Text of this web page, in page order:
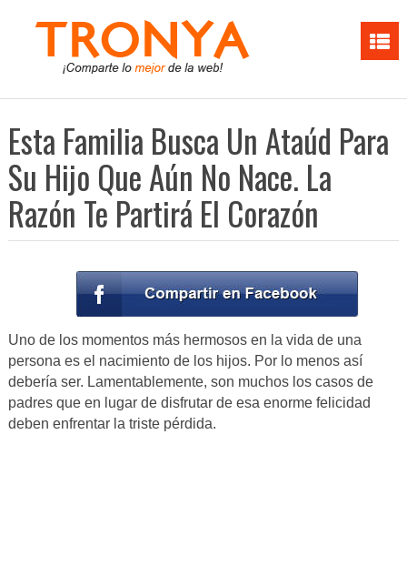
Esta Familia Busca Un Ataúd Para
Su Hijo Que Aún No Nace. La
Razón Te Partirá El Corazón
Uno de los momentos más hermosos en la vida de una
persona es el nacimiento de los hijos. Por lo menos así
debería ser. Lamentablemente, son muchos los casos de
padres que en lugar de disfrutar de esa enorme felicidad
deben enfrentar la triste pérdida.